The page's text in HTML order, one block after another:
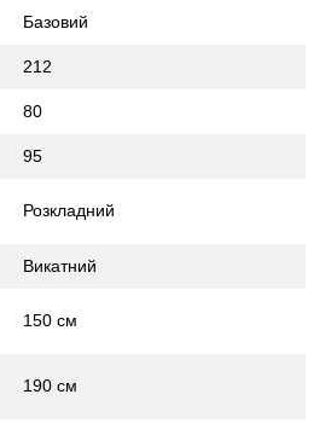
Базовий
212
80
95
Розкладний
Викатний
150 см
190 см